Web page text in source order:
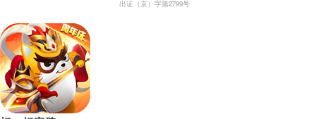
出证（京）字第2799号